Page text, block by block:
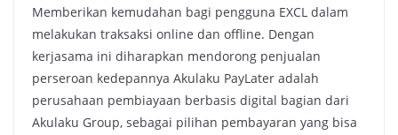
Memberikan kemudahan bagi pengguna EXCL dalam
melakukan traksaksi online dan offline. Dengan
kerjasama ini diharapkan mendorong penjualan
perseroan kedepannya Akulaku PayLater adalah
perusahaan pembiayaan berbasis digital bagian dari
Akulaku Group, sebagai pilihan pembayaran yang bisa